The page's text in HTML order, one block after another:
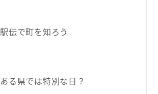
駅伝で町を知ろう
ある県では特別な日？